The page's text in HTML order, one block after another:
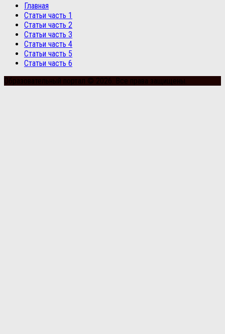
Главная
Статьи часть 1
Статьи часть 2
Статьи часть 3
Статьи часть 4
Статьи часть 5
Статьи часть 6
Образовательный портал © 2026. Все права защищены.